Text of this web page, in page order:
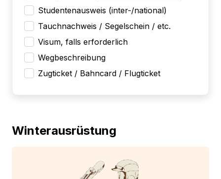
Studentenausweis (inter-/national)
Tauchnachweis / Segelschein / etc.
Visum, falls erforderlich
Wegbeschreibung
Zugticket / Bahncard / Flugticket
Winterausrüstung